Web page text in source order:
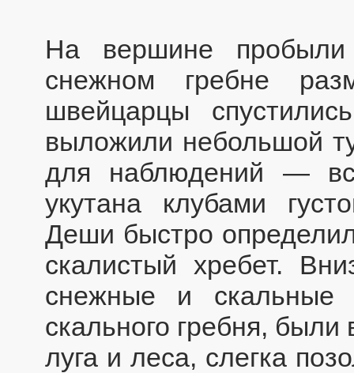
На вершине
снежном гребне
швейцарцы
выложили небольшой
для наблюдений —
укутана клубами
Деши быстро
скалистый хребет.
снежные и
скального гребня,
луга и леса, слегка